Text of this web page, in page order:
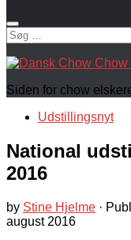
Søg
efter:
Siden for chow
Udstillingsnyt
National
2016
by Stine Hjelme ·
august 2016